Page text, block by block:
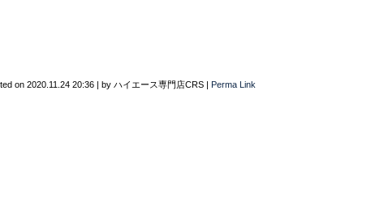
on 2020.11.24 20:36 by ハイエース専門店CRS Perma Link